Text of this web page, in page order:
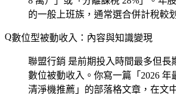
的一般上班族，通常選合併計稅較
數位型被動收入：內容與知識變現
聯盟行銷 是前期投入時間最多但長
數位被動收入。你寫一篇「2026 年
清淨機推薦」的部落格文章，在文